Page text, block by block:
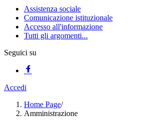
Assistenza sociale
Comunicazione istituzionale
Accesso all'informazione
Tutti gli argomenti...
Seguici su
Accedi
Home Page/
Amministrazione